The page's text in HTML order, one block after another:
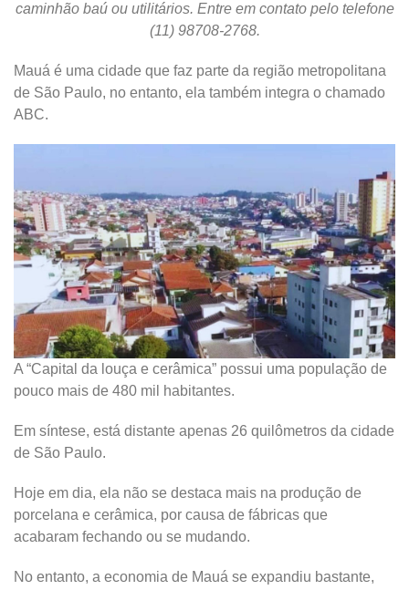
caminhão baú ou utilitários. Entre em contato pelo telefone
(11) 98708-2768.
Mauá é uma cidade que faz parte da região metropolitana
de São Paulo, no entanto, ela também integra o chamado
ABC.
A “Capital da louça e cerâmica” possui uma população de
pouco mais de 480 mil habitantes.
Em síntese, está distante apenas 26 quilômetros da cidade
de São Paulo.
Hoje em dia, ela não se destaca mais na produção de
porcelana e cerâmica, por causa de fábricas que
acabaram fechando ou se mudando.
No entanto, a economia de Mauá se expandiu bastante,